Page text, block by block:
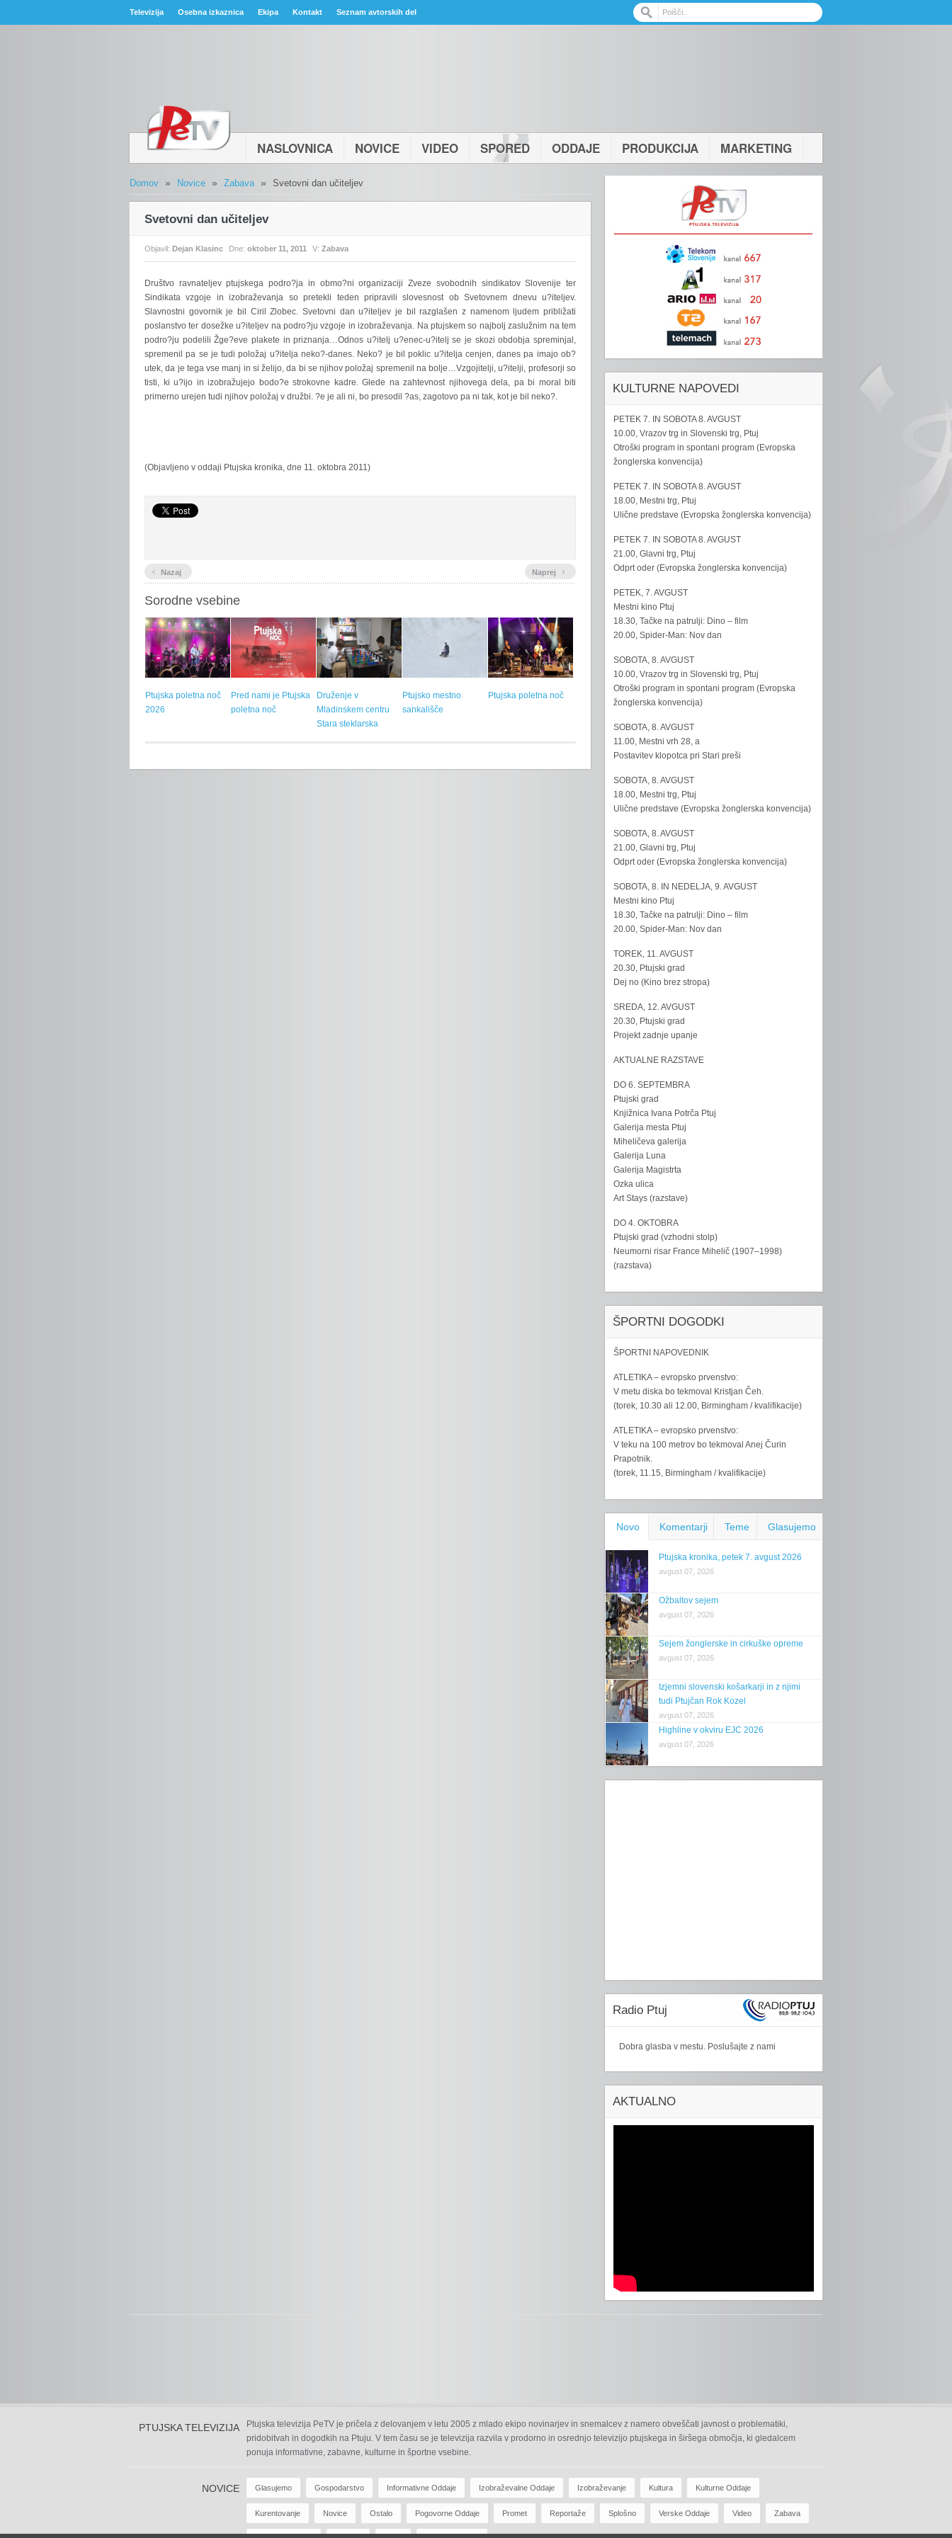
Televizija Osebna izkaznica Ekipa Kontakt Seznam avtorskih del
NASLOVNICA NOVICE VIDEO SPORED ODDAJE PRODUKCIJA MARKETING
Domov » Novice » Zabava » Svetovni dan učiteljev
Svetovni dan učiteljev
Objavil: Dejan Klasinc Dne: oktober 11, 2011 V: Zabava
Društvo ravnateljev ptujskega podro?ja in obmo?ni organizaciji Zveze svobodnih sindikatov Slovenije ter
Sindikata vzgoje in izobraževanja so pretekli teden pripravili slovesnost ob Svetovnem dnevu u?iteljev.
Slavnostni govornik je bil Ciril Zlobec. Svetovni dan u?iteljev je bil razglašen z namenom ljudem približati
poslanstvo ter dosežke u?iteljev na podro?ju vzgoje in izobraževanja. Na ptujskem so najbolj zaslužnim na tem
podro?ju podelili Žge?eve plakete in priznanja…Odnos u?itelj u?enec-u?itelj se je skozi obdobja spreminjal,
spremenil pa se je tudi položaj u?itelja neko?-danes. Neko? je bil poklic u?itelja cenjen, danes pa imajo ob?
utek, da je tega vse manj in si želijo, da bi se njihov položaj spremenil na bolje…Vzgojitelji, u?itelji, profesorji so
tisti, ki u?ijo in izobražujejo bodo?e strokovne kadre. Glede na zahtevnost njihovega dela, pa bi moral biti
primerno urejen tudi njihov položaj v družbi. ?e je ali ni, bo presodil ?as, zagotovo pa ni tak, kot je bil neko?.
(Objavljeno v oddaji Ptujska kronika, dne 11. oktobra 2011)
‹ Nazaj Naprej ›
Sorodne vsebine
Ptujska poletna noč
2026
Pred nami je Ptujska
poletna noč
Druženje v
Mladinskem centru
Stara steklarska
Ptujsko mestno
sankališče
Ptujska poletna noč
KULTURNE NAPOVEDI
PETEK 7. IN SOBOTA 8. AVGUST
10.00, Vrazov trg in Slovenski trg, Ptuj
Otroški program in spontani program (Evropska
žonglerska konvencija)
PETEK 7. IN SOBOTA 8. AVGUST
18.00, Mestni trg, Ptuj
Ulične predstave (Evropska žonglerska konvencija)
PETEK 7. IN SOBOTA 8. AVGUST
21.00, Glavni trg, Ptuj
Odprt oder (Evropska žonglerska konvencija)
PETEK, 7. AVGUST
Mestni kino Ptuj
18.30, Tačke na patrulji: Dino – film
20.00, Spider-Man: Nov dan
SOBOTA, 8. AVGUST
10.00, Vrazov trg in Slovenski trg, Ptuj
Otroški program in spontani program (Evropska
žonglerska konvencija)
SOBOTA, 8. AVGUST
11.00, Mestni vrh 28, a
Postavitev klopotca pri Stari preši
SOBOTA, 8. AVGUST
18.00, Mestni trg, Ptuj
Ulične predstave (Evropska žonglerska konvencija)
SOBOTA, 8. AVGUST
21.00, Glavni trg, Ptuj
Odprt oder (Evropska žonglerska konvencija)
SOBOTA, 8. IN NEDELJA, 9. AVGUST
Mestni kino Ptuj
18.30, Tačke na patrulji: Dino – film
20.00, Spider-Man: Nov dan
TOREK, 11. AVGUST
20.30, Ptujski grad
Dej no (Kino brez stropa)
SREDA, 12. AVGUST
20.30, Ptujski grad
Projekt zadnje upanje
AKTUALNE RAZSTAVE
DO 6. SEPTEMBRA
Ptujski grad
Knjižnica Ivana Potrča Ptuj
Galerija mesta Ptuj
Miheličeva galerija
Galerija Luna
Galerija Magistrta
Ozka ulica
Art Stays (razstave)
DO 4. OKTOBRA
Ptujski grad (vzhodni stolp)
Neumorni risar France Mihelič (1907–1998)
(razstava)
ŠPORTNI DOGODKI
ŠPORTNI NAPOVEDNIK
ATLETIKA – evropsko prvenstvo:
V metu diska bo tekmoval Kristjan Čeh.
(torek, 10.30 ali 12.00, Birmingham / kvalifikacije)
ATLETIKA – evropsko prvenstvo:
V teku na 100 metrov bo tekmoval Anej Čurin
Prapotnik.
(torek, 11.15, Birmingham / kvalifikacije)
Novo Komentarji Teme Glasujemo
Ptujska kronika, petek 7. avgust 2026
avgust 07, 2026
Ožbaltov sejem
avgust 07, 2026
Sejem žonglerske in cirkuške opreme
avgust 07, 2026
Izjemni slovenski košarkarji in z njimi
tudi Ptujčan Rok Kozel
avgust 07, 2026
Highline v okviru EJC 2026
avgust 07, 2026
Radio Ptuj
Dobra glasba v mestu. Poslušajte z nami
AKTUALNO
PTUJSKA TELEVIZIJA
Ptujska televizija PeTV je pričela z delovanjem v letu 2005 z mlado ekipo novinarjev in snemalcev z namero obveščati javnost o problematiki,
pridobitvah in dogodkih na Ptuju. V tem času se je televizija razvila v prodorno in osrednjo televizijo ptujskega in širšega območja, ki gledalcem
ponuja informativne, zabavne, kulturne in športne vsebine.
NOVICE Glasujemo Gospodarstvo Informativne Oddaje Izobraževalne Oddaje Izobraževanje Kultura Kulturne Oddaje
Kurentovanje Novice Ostalo Pogovorne Oddaje Promet Reportaže Splošno Verske Oddaje Video Zabava